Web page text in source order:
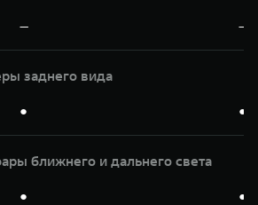
— —
заднего вида
● ●
ближнего и дальнего света
● ●